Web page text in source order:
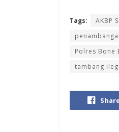
Tags: AKBP
Polres Bone
tambang